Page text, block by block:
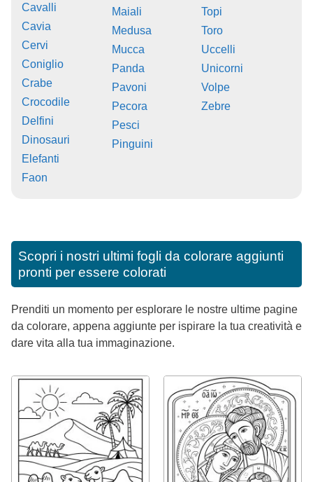
Cavalli
Cavia
Cervi
Coniglio
Crabe
Crocodile
Delfini
Dinosauri
Elefanti
Faon
Maiali
Medusa
Mucca
Panda
Pavoni
Pecora
Pesci
Pinguini
Topi
Toro
Uccelli
Unicorni
Volpe
Zebre
Scopri i nostri ultimi fogli da colorare aggiunti
pronti per essere colorati
Prenditi un momento per esplorare le nostre ultime pagine
da colorare, appena aggiunte per ispirare la tua creatività e
dare vita alla tua immaginazione.